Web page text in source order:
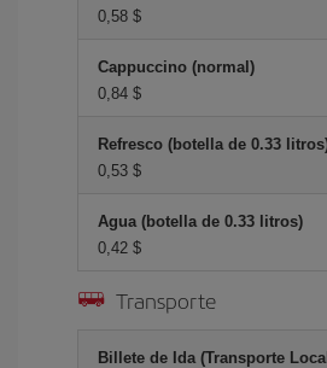
0,58 $
Cappuccino (normal)
0,84 $
Refresco (botella de 0.33
0,53 $
Agua (botella de 0.33 litros)
0,42 $
Transporte
Billete de Ida (Transporte